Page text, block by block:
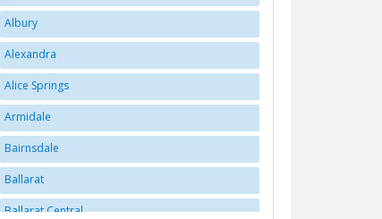
Albury
Alexandra
Alice Springs
Armidale
Bairnsdale
Ballarat
Ballarat Central